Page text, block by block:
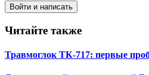
Войти и написать
Читайте также
Травмоглок ТК-717: первые